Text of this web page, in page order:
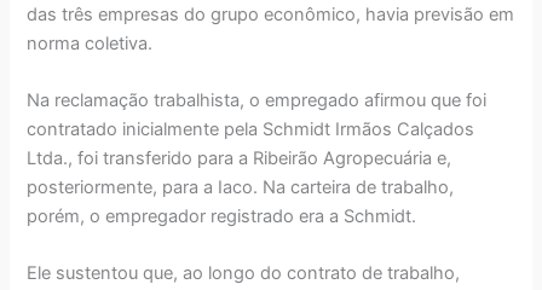
das três empresas do grupo econômico, havia previsão em
norma coletiva.
Na reclamação trabalhista, o empregado afirmou que foi
contratado inicialmente pela Schmidt Irmãos Calçados
Ltda., foi transferido para a Ribeirão Agropecuária e,
posteriormente, para a Iaco. Na carteira de trabalho,
porém, o empregador registrado era a Schmidt.
Ele sustentou que, ao longo do contrato de trabalho,